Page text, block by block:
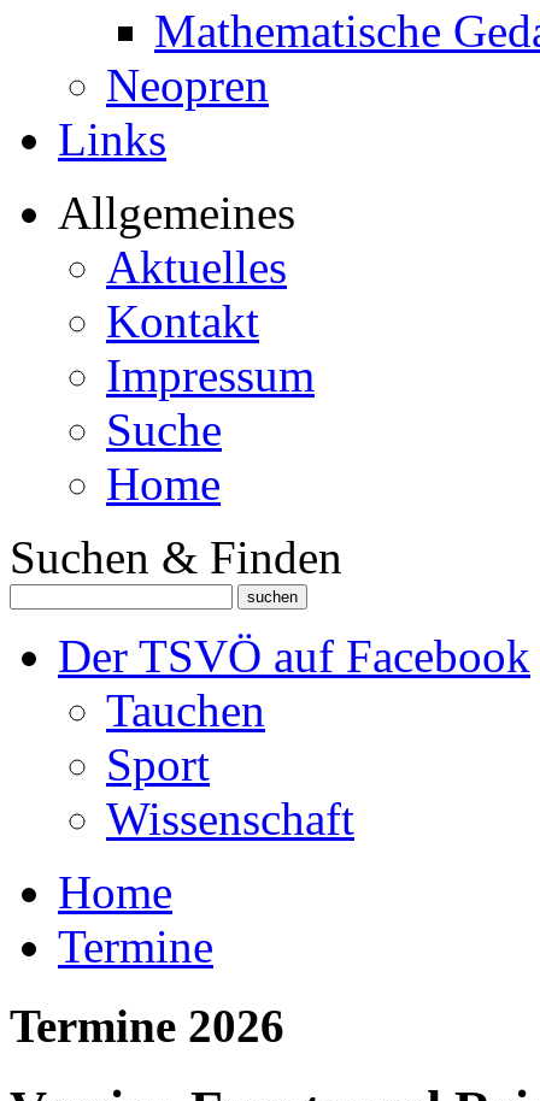
Mathematische
Neopren
Links
Allgemeines
Aktuelles
Kontakt
Impressum
Suche
Home
Suchen & Finden
Der TSVÖ auf Facebook
Tauchen
Sport
Wissenschaft
Home
Termine
Termine 2026